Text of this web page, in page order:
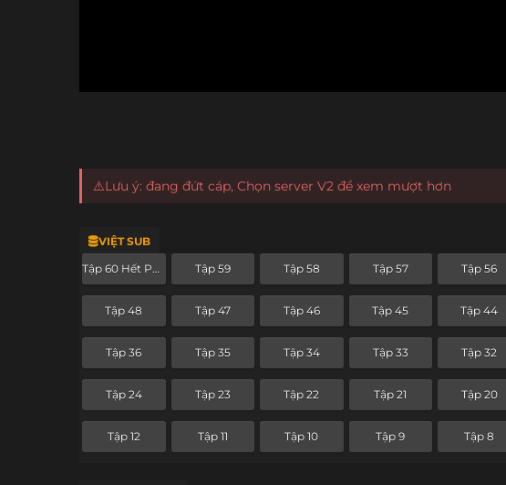
⚠️Lưu ý: đang đứt cáp, Chọn server V2 để xem mượt hơn
VIỆT SUB
Tập 60 Hết Phần Tập 59 Tập 58 Tập 57 Tập 56
Tập 48 Tập 47 Tập 46 Tập 45 Tập 44
Tập 36 Tập 35 Tập 34 Tập 33 Tập 32
Tập 24 Tập 23 Tập 22 Tập 21 Tập 20
Tập 12 Tập 11 Tập 10 Tập 9 Tập 8